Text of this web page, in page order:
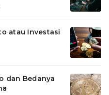
atau Investasi
dan Bedanya